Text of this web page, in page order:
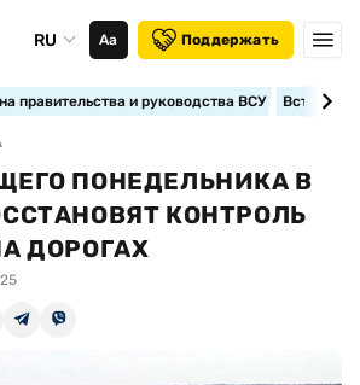
RU Аа Поддержать
правительства и руководства ВСУ
ПОНЕДЕЛЬНИКА В
КОНТРОЛЬ
ДОРОГАХ